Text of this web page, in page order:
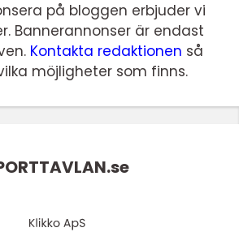
på bloggen erbjuder vi
Bannerannonser är endast
Kontakta redaktionen så
möjligheter som finns.
se